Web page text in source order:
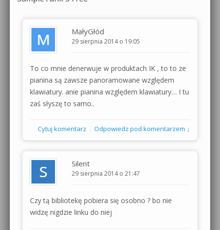
MałyGłód
29 sierpnia 2014 o 19:05
To co mnie denerwuje w produktach IK , to to ze
pianina są zawsze panoramowane względem
klawiatury. anie pianina względem klawiatury… I tu
zaś słyszę to samo..
Cytuj komentarz Odpowiedz pod komentarzem ↓
Silent
29 sierpnia 2014 o 21:47
Czy tą bibliotekę pobiera się osobno ? bo nie
widzę nigdzie linku do niej